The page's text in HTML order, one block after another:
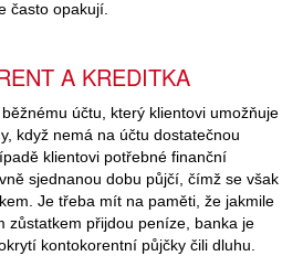
často opakují.
A KREDITKA
účtu, který klientovi umožňuje
když nemá na účtu dostatečnou
klientovi potřebné finanční
sjednanou dobu půjčí, čímž se však
Je třeba mít na paměti, že jakmile
zůstatkem přijdou peníze, banka je
kontokorentní půjčky čili dluhu.